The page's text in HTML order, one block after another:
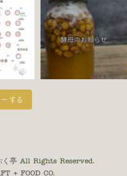
する
く亭All Rights Reserved.
+ FOOD CO.